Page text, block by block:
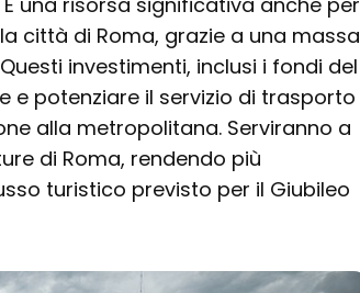
città di Roma, grazie a una massa
investimenti, inclusi i fondi del
e potenziare il servizio di trasporto
alla metropolitana. Serviranno a
di Roma, rendendo più
turistico previsto per il Giubileo